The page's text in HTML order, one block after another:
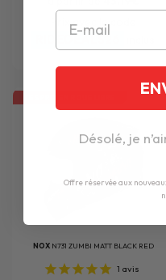
Prix avec le code
RIDEDEALS26
NOX N731 ZUMBI MATT BLACK RED
1 avis
Désolé, je
Offre réservée aux